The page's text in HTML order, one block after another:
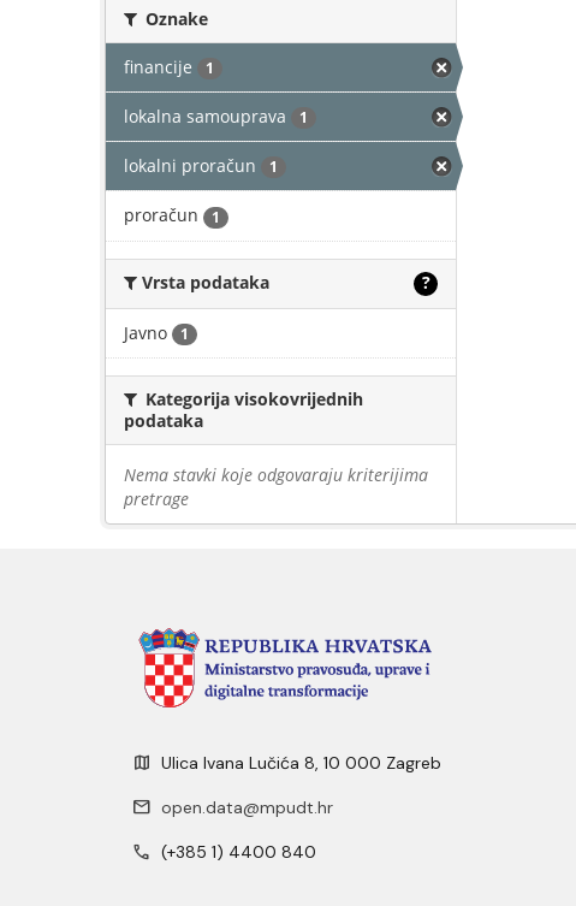
Oznake
financije 1
lokalna samouprava 1
lokalni proračun 1
proračun 1
Vrsta podataka ?
Javno 1
Kategorija visokovrijednih
podataka
Nema stavki koje odgovaraju kriterijima
pretrage